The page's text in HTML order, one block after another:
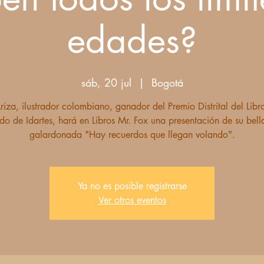
edades?
sáb, 20 jul
  |
Bogotá
ilustrador colombiano, ganador del Premio Distrital del
de Idartes, hará en Libros Mr. Fox una presentación de su
galardonada "Hay recuerdos que llegan volando".
Ya no es posible registrarse
Ver otros eventos